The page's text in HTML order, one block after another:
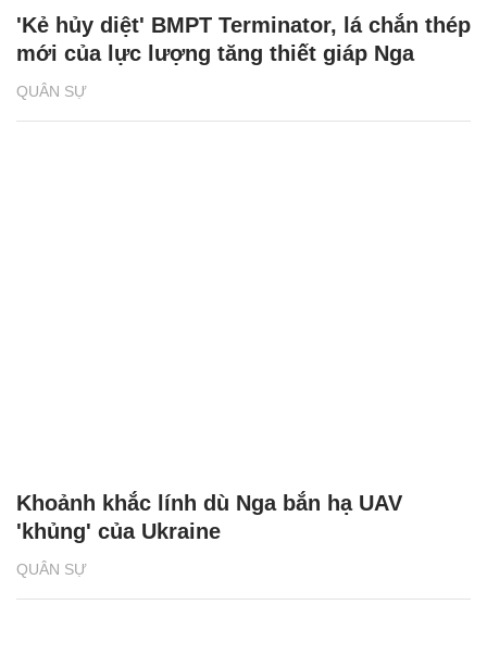
QUÂN SỰ
'Kẻ hủy diệt' BMPT Terminator, lá chắn thép
mới của lực lượng tăng thiết giáp Nga
QUÂN SỰ
Khoảnh khắc lính dù Nga bắn hạ UAV
'khủng' của Ukraine